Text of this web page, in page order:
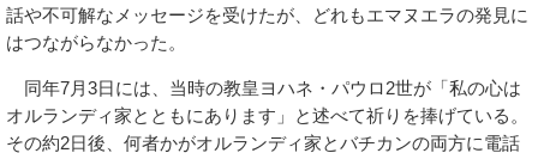
話や不可解なメッセージを受けたが、どれもエマヌエラの発見に
はつながらなかった。
同年7月3日には、当時の教皇ヨハネ・パウロ2世が「私の心は
オルランディ家とともにあります」と述べて祈りを捧げている。
その約2日後、何者かがオルランディ家とバチカンの両方に電話